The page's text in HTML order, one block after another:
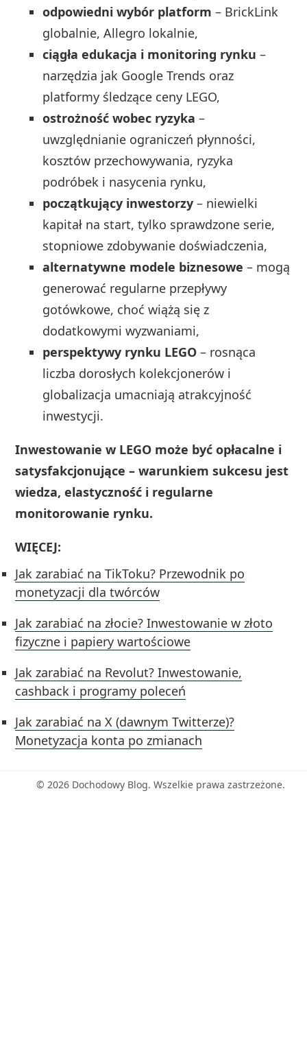
odpowiedni wybór platform – BrickLink
globalnie, Allegro lokalnie,
ciągła edukacja i monitoring rynku –
narzędzia jak Google Trends oraz
platformy śledzące ceny LEGO,
ostrożność wobec ryzyka –
uwzględnianie ograniczeń płynności,
kosztów przechowywania, ryzyka
podróbek i nasycenia rynku,
początkujący inwestorzy – niewielki
kapitał na start, tylko sprawdzone serie,
stopniowe zdobywanie doświadczenia,
alternatywne modele biznesowe – mogą
generować regularne przepływy
gotówkowe, choć wiążą się z
dodatkowymi wyzwaniami,
perspektywy rynku LEGO – rosnąca
liczba dorosłych kolekcjonerów i
globalizacja umacniają atrakcyjność
inwestycji.
Inwestowanie w LEGO może być opłacalne i
satysfakcjonujące – warunkiem sukcesu jest
wiedza, elastyczność i regularne
monitorowanie rynku.
WIĘCEJ:
Jak zarabiać na TikToku? Przewodnik po
monetyzacji dla twórców
Jak zarabiać na złocie? Inwestowanie w złoto
fizyczne i papiery wartościowe
Jak zarabiać na Revolut? Inwestowanie,
cashback i programy poleceń
Jak zarabiać na X (dawnym Twitterze)?
Monetyzacja konta po zmianach
© 2026 Dochodowy Blog. Wszelkie prawa zastrzeżone.